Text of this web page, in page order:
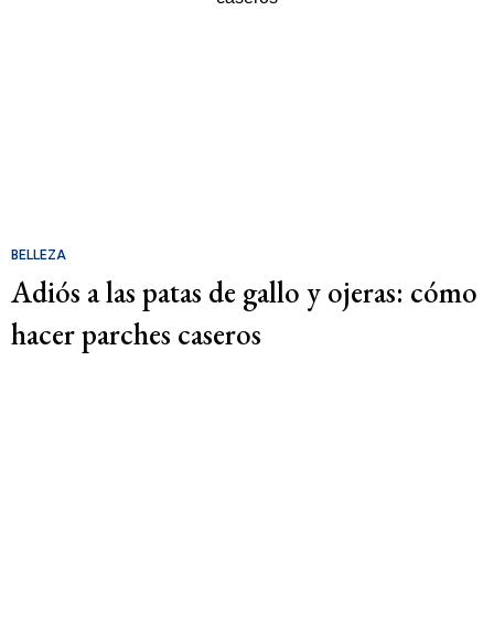
BELLEZA
Adiós a las patas de gallo y ojeras: cómo
hacer parches caseros